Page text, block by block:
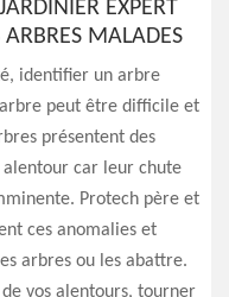
EXPERT
ARBRES MALADES
identifier un arbre
peut être difficile et
présentent des
alentour car leur chute
Protech père et
ces anomalies et
arbres ou les abattre.
vos alentours, tourner